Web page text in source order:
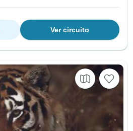
Ver circuito